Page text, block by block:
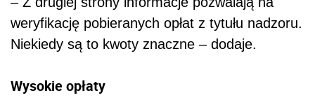
weryfikację pobieranych opłat z tytułu nadzoru.
Niekiedy są to kwoty znaczne – dodaje.
Wysokie opłaty